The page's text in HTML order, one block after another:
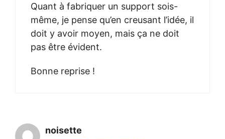
Quant à fabriquer un support sois-
même, je pense qu’en creusant l’idée, il
doit y avoir moyen, mais ça ne doit
pas être évident.
Bonne reprise !
noisette